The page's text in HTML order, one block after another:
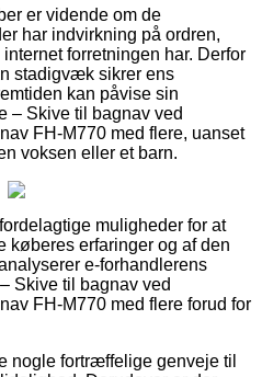
er vidende om de
har indvirkning på ordren,
forretningen har. Derfor
stadigvæk sikrer ens
kan påvise sin
– Skive til bagnav ved
FH-M770 med flere, uanset
voksen eller et barn.
muligheder for at
køberes erfaringer og af den
e-forhandlerens
Skive til bagnav ved
FH-M770 med flere forud for
nogle fortræffelige genveje til